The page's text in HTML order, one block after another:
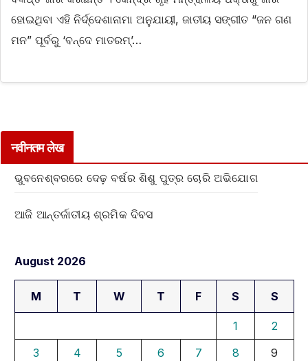
ହୋଇଥିବା ଏହି ନିର୍ଦ୍ଦେଶାନାମା ଅନୁଯାୟୀ, ଜାତୀୟ ସଙ୍ଗୀତ “ଜନ ଗଣ
ମନ” ପୂର୍ବରୁ ‘ବନ୍ଦେ ମାତରମ୍’…
नवीनतम लेख
ଭୁବନେଶ୍ବରରେ ଦେଢ଼ ବର୍ଷର ଶିଶୁ ପୁତ୍ର ଚୋରି ଅଭିଯୋଗ
ଆଜି ଆନ୍ତର୍ଜାତୀୟ ଶ୍ରମିକ ଦିବସ
August 2026
M T W T F S S
1
2
3
4 5 6 7 8
9